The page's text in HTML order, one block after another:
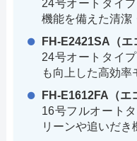
24号オートタイ
機能を備えた清潔
FH-E2421SA（エ
24号オートタイ
も向上した高効率
FH-E1612FA（エ
16号フルオート
リーンや追いだき